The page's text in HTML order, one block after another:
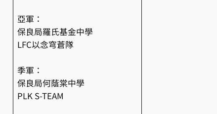
亞軍：
保良局羅氏基金中學
LFC以念穹蒼隊
季軍：
保良局何蔭棠中學
PLK S-TEAM